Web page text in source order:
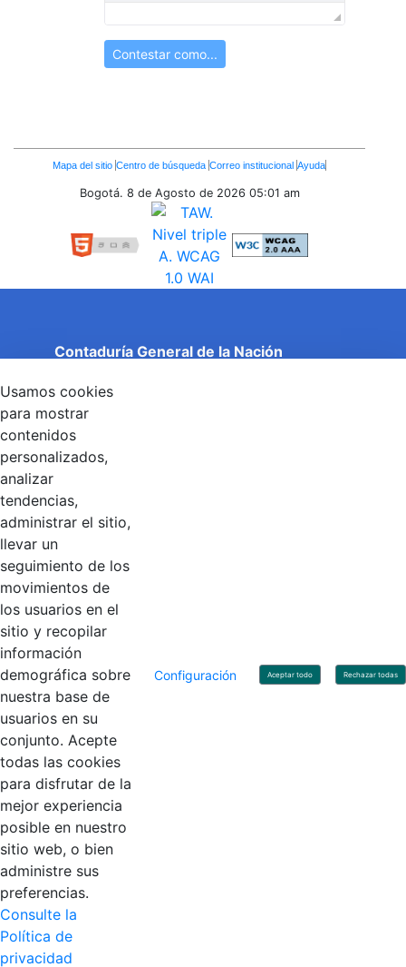
Contestar como...
Enlaces
Inferiores
Mapa del sitio Centro de búsqueda Correo institucional Ayuda
Bogotá. 8 de Agosto de 2026 05:01 am
Contaduría General de la Nación
Entidad adscrita al Ministerio de Hacienda y Crédito
Público
Torre 1 (Aire) - Piso 15, Bogotá D.C., Colombia
Código Postal: 111071
Linkedin
Contacto
Línea de servicio al ciudadano: +57(601) 492 64 00
Correo Institucional:
Correo de notificaciones judiciales:
notificacionjudicial@contaduria.gov.co
Correo de Asuntos disciplinarios:
asuntosdisciplinarios@contaduria.gov.co
Línea Anticorrupción: +57(601) 492 64 00 Ext. 4
Política de privacidad y protección de datos personales
Política de derechos de autor
Términos y condiciones de uso
© Copyright 2026 - Todos los derechos reservados
Gobierno de Colombia
Usamos cookies
para mostrar
contenidos
personalizados,
analizar
tendencias,
administrar el sitio,
llevar un
seguimiento de los
movimientos de
los usuarios en el
sitio y recopilar
información
demográfica sobre
nuestra base de
usuarios en su
conjunto. Acepte
todas las cookies
para disfrutar de la
mejor experiencia
posible en nuestro
sitio web, o bien
administre sus
preferencias.
Consulte la
Política de
privacidad
Configuración Aceptar todo Rechazar todas